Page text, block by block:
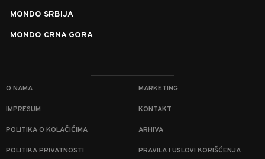
MONDO SRBIJA
MONDO CRNA GORA
O NAMA MARKETING
IMPRESUM KONTAKT
POLITIKA O KOLAČIĆIMA ARHIVA
POLITIKA PRIVATNOSTI PRAVILA I USLOVI KORIŠĆENJA